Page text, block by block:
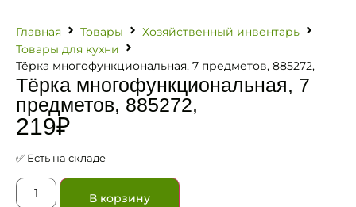
Главная Товары
Хозяйственный инвентарь
Товары для кухни
Тёрка многофункциональная, 7 предметов, 885272,
Тёрка многофункциональная, 7
предметов, 885272,
219₽
✅ Есть на складе
В корзину